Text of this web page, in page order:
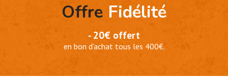
Offre Fidélité
- 20€ offert
en bon d'achat tous les 400€.